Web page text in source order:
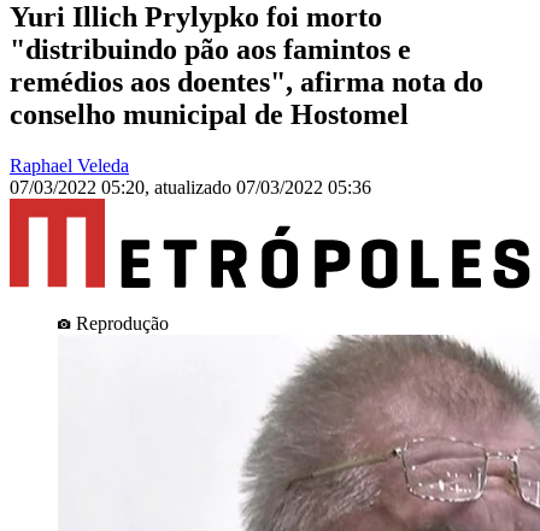
Yuri Illich Prylypko foi morto
"distribuindo pão aos famintos e
remédios aos doentes", afirma nota do
conselho municipal de Hostomel
Raphael Veleda
07/03/2022 05:20, atualizado 07/03/2022 05:36
Reprodução